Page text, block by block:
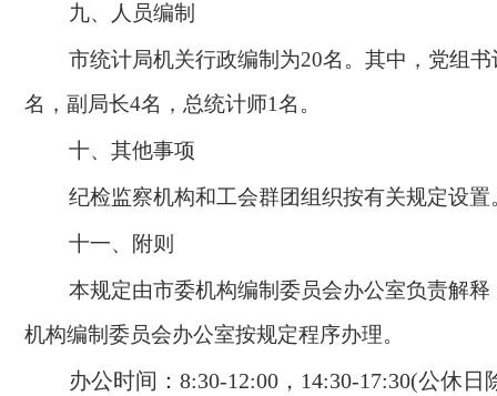
九、人员编制
市统计局机关行政编制为20名。其中，党组
名，副局长4名，总统计师1名。
十、其他事项
纪检监察机构和工会群团组织按有关规定设置
十一、附则
本规定由市委机构编制委员会办公室负责解
机构编制委员会办公室按规定程序办理。
办公时间： 8:30-12:00，14:30-17:30(公休